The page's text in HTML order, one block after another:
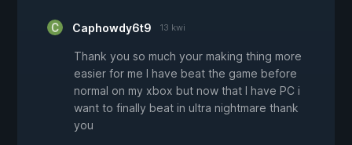
Caphowdy6t9 13 kwi
Thank you so much your making thing more
easier for me I have beat the game before
normal on my xbox but now that I have PC i
want to finally beat in ultra nightmare thank
you